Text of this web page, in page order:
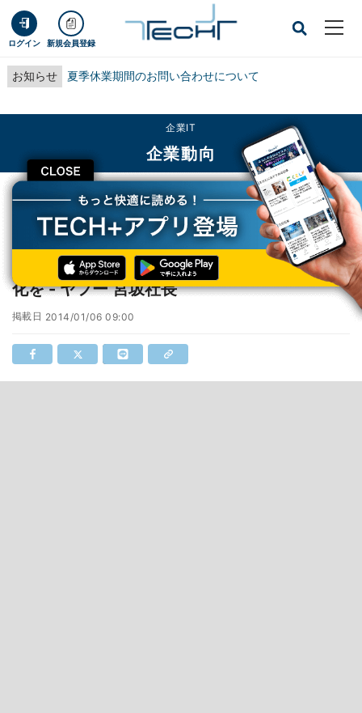
ログイン 新規会員登録
お知らせ 夏季休業期間のお問い合わせについて
CLOSE
企業IT
企業動向
TECH+ 企業IT
企業動向
"×10"で驚きを生み出す、サービスに10倍の変化を - ヤフー 宮坂社長
"×10"で驚きを生み出す、サービスに10倍の変
化を - ヤフー 宮坂社長
掲載日 2014/01/06 09:00